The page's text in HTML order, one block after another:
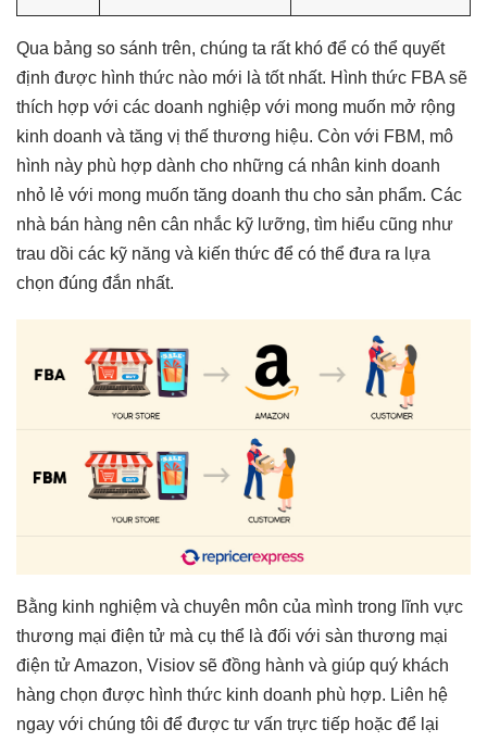
Qua bảng so sánh trên, chúng ta rất khó để có thể quyết
định được hình thức nào mới là tốt nhất. Hình thức FBA sẽ
thích hợp với các doanh nghiệp với mong muốn mở rộng
kinh doanh và tăng vị thế thương hiệu. Còn với FBM, mô
hình này phù hợp dành cho những cá nhân kinh doanh
nhỏ lẻ với mong muốn tăng doanh thu cho sản phẩm. Các
nhà bán hàng nên cân nhắc kỹ lưỡng, tìm hiểu cũng như
trau dồi các kỹ năng và kiến thức để có thể đưa ra lựa
chọn đúng đắn nhất.
Bằng kinh nghiệm và chuyên môn của mình trong lĩnh vực
thương mại điện tử mà cụ thể là đối với sàn thương mại
điện tử Amazon, Visiov sẽ đồng hành và giúp quý khách
hàng chọn được hình thức kinh doanh phù hợp. Liên hệ
ngay với chúng tôi để được tư vấn trực tiếp hoặc để lại